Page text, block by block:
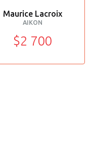
Maurice Lacroix
AIKON
$2 700